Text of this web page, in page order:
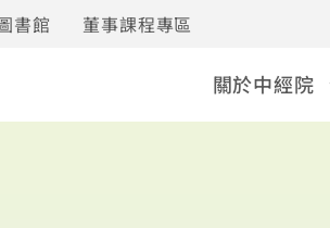
書館 董事課程專區
關於中經院